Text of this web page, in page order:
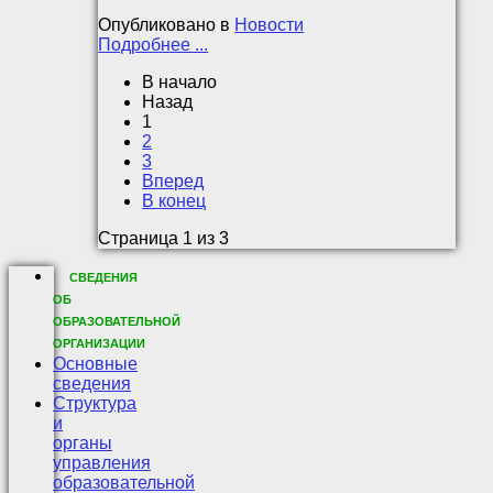
Опубликовано в Новости
Подробнее ...
В начало
Назад
1
2
3
Вперед
В конец
Страница 1 из 3
СВЕДЕНИЯ
ОБ
ОБРАЗОВАТЕЛЬНОЙ
ОРГАНИЗАЦИИ
Основные
сведения
Структура
и
органы
управления
образовательной